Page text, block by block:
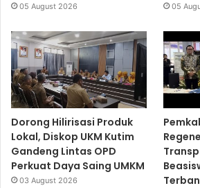
05 August 2026 05
Dorong Hilirisasi Produk
Lokal, Diskop UKM Kutim
Gandeng Lintas OPD
Perkuat Daya Saing UMKM
03 August 2026